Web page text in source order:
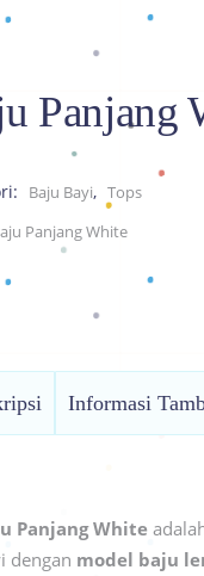
Panjang
Baju Bayi, Tops
Panjang White
Informasi
Panjang White
dengan model baju